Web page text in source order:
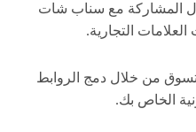
المشاركة مع سناب شات
التجارية.
من خلال دمج الروابط
الخاص بك.